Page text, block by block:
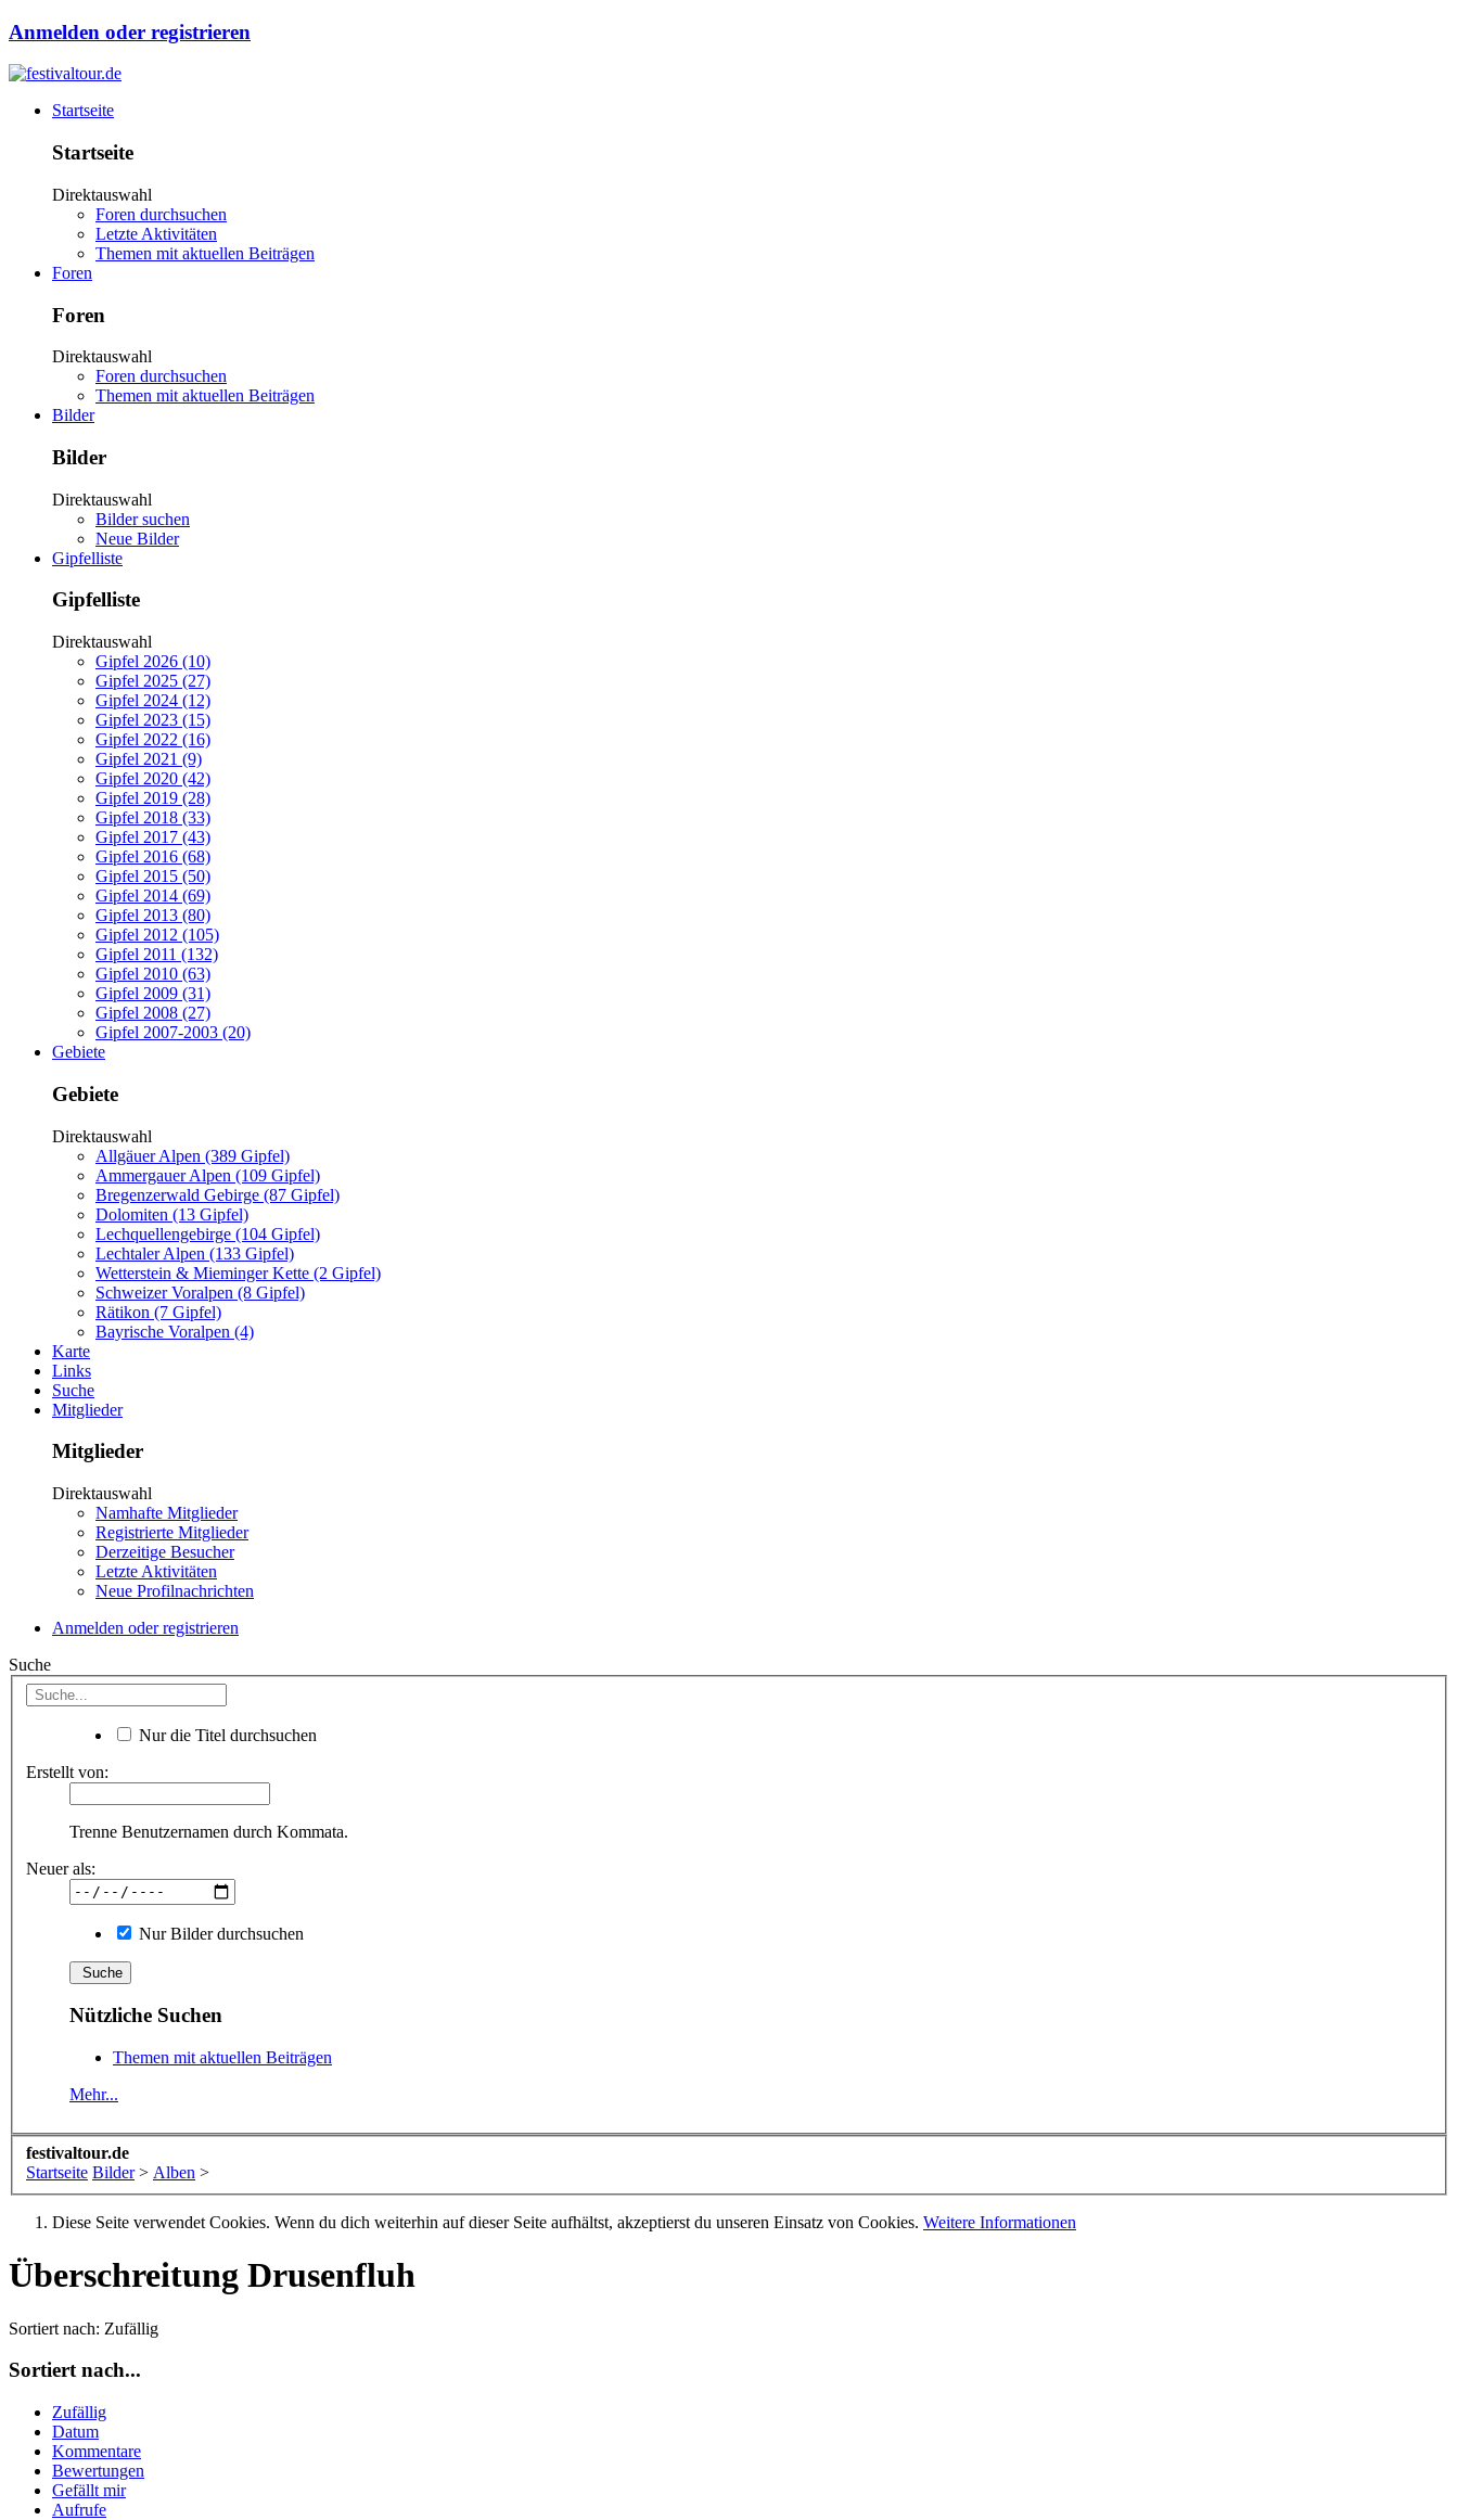
Anmelden oder registrieren
Startseite
Startseite
Direktauswahl
Foren durchsuchen
Letzte Aktivitäten
Themen mit aktuellen Beiträgen
Foren
Foren
Direktauswahl
Foren durchsuchen
Themen mit aktuellen Beiträgen
Bilder
Bilder
Direktauswahl
Bilder suchen
Neue Bilder
Gipfelliste
Gipfelliste
Direktauswahl
Gipfel 2026 (10)
Gipfel 2025 (27)
Gipfel 2024 (12)
Gipfel 2023 (15)
Gipfel 2022 (16)
Gipfel 2021 (9)
Gipfel 2020 (42)
Gipfel 2019 (28)
Gipfel 2018 (33)
Gipfel 2017 (43)
Gipfel 2016 (68)
Gipfel 2015 (50)
Gipfel 2014 (69)
Gipfel 2013 (80)
Gipfel 2012 (105)
Gipfel 2011 (132)
Gipfel 2010 (63)
Gipfel 2009 (31)
Gipfel 2008 (27)
Gipfel 2007-2003 (20)
Gebiete
Gebiete
Direktauswahl
Allgäuer Alpen (389 Gipfel)
Ammergauer Alpen (109 Gipfel)
Bregenzerwald Gebirge (87 Gipfel)
Dolomiten (13 Gipfel)
Lechquellengebirge (104 Gipfel)
Lechtaler Alpen (133 Gipfel)
Wetterstein & Mieminger Kette (2 Gipfel)
Schweizer Voralpen (8 Gipfel)
Rätikon (7 Gipfel)
Bayrische Voralpen (4)
Karte
Links
Suche
Mitglieder
Mitglieder
Direktauswahl
Namhafte Mitglieder
Registrierte Mitglieder
Derzeitige Besucher
Letzte Aktivitäten
Neue Profilnachrichten
Anmelden oder registrieren
Suche
Nur die Titel durchsuchen
Erstellt von:
Trenne Benutzernamen durch Kommata.
Neuer als:
Nur Bilder durchsuchen
Nützliche Suchen
Themen mit aktuellen Beiträgen
Mehr...
festivaltour.de
Startseite Bilder > Alben >
Diese Seite verwendet Cookies. Wenn du dich weiterhin auf dieser Seite aufhältst, akzeptierst du unseren Einsatz von Cookies. Weitere Informationen
Überschreitung Drusenfluh
Sortiert nach: Zufällig
Sortiert nach...
Zufällig
Datum
Kommentare
Bewertungen
Gefällt mir
Aufrufe